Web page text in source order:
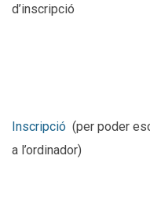
d’inscripció
Inscripció (per poder
a l’ordinador)